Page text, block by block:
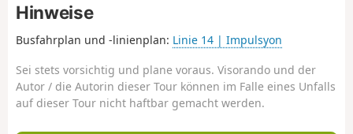
Hinweise
Busfahrplan und -linienplan: Linie 14 | Impulsyon
Sei stets vorsichtig und plane voraus. Visorando und der
Autor / die Autorin dieser Tour können im Falle eines Unfalls
auf dieser Tour nicht haftbar gemacht werden.